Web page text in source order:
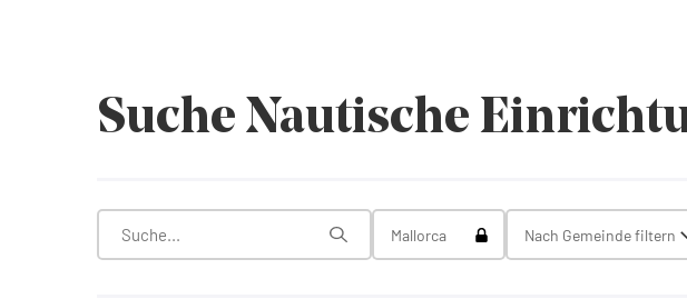
Suche Nautische
Toggle Select
Mallorca Nach Gemeinde filtern